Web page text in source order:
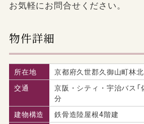
お気軽にお問合せください。
物件詳細
所在地
京都府久世郡久御山町林
交通
京阪・シティ・宇治バス「
分
建物構造
鉄骨造陸屋根4階建